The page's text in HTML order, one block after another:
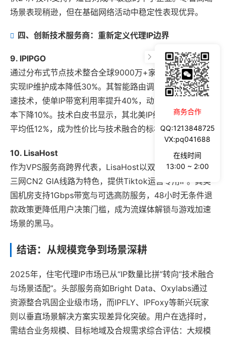
场景表现稍逊，但在基础网络活动中稳定性表现优异。
四、创新技术服务商：重新定义代理IP边界
9. IPIPGO
通过分布式节点技术整合全球9000万+家庭网络，IPIPGO
实现IP维护成本降低30%。其智能路由调度系统与TCP加
速技术，使单IP带宽利用率提升40%，动态IP单位时间成
本下降10%。技术白皮书显示，其北美IP维护成本较行业
平均低12%，成为性价比与技术融合的标杆。
10. LisaHost
作为VPS服务商跨界代表，LisaHost以双ISP家宽住宅IP与
三网CN2 GIA线路为特色，提供Tiktok运营专用IP。其美
国机房支持1Gbps带宽与可选高防服务，48小时无条件退
款政策更降低用户决策门槛，成为流媒体解锁与游戏加速
场景的黑马。
结语：从规模竞争到场景深耕
2025年，住宅代理IP市场已从“IP数量比拼”转向“技术融合
与场景适配”。头部服务商如Bright Data、Oxylabs通过
资源整合巩固企业级市场，而IPFLY、IPFoxy等新兴玩家
则以垂直场景解决方案实现差异化突破。用户在选择时，
需结合业务规模、目标地域及合规需求综合评估：大规模
商务合作
QQ:1213848725
VX:pq041688
在线时间
13:00 ~ 2:00